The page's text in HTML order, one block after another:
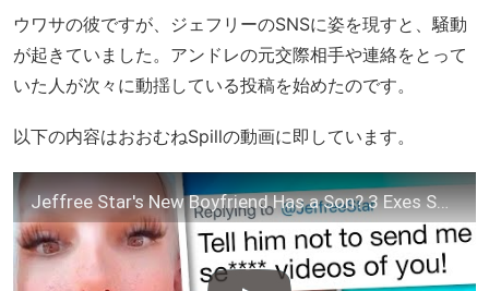
ウワサの彼ですが、ジェフリーのSNSに姿を現すと、騒動
が起きていました。アンドレの元交際相手や連絡をとって
いた人が次々に動揺している投稿を始めたのです。
以下の内容はおおむねSpillの動画に即しています。
Jeffree Star's New Boyfriend Has a Son? 3 Exes SPEAK UP